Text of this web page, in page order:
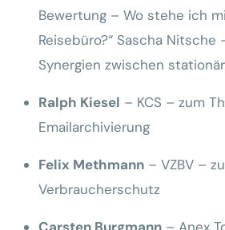
Bewertung – Wo stehe ich
Reisebüro?“ Sascha Nitsche
Synergien zwischen
Ralph Kiesel – KCS – zum
Emailarchivierung
Felix Methmann – VZBV –
Verbraucherschutz